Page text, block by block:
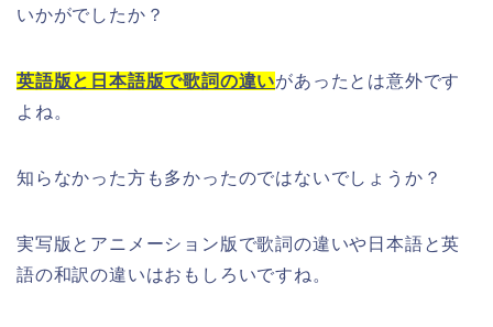
いかがでしたか？
英語版と日本語版で歌詞の違いがあったとは意外です
よね。
知らなかった方も多かったのではないでしょうか？
実写版とアニメーション版で歌詞の違いや 日本語と英
語の和訳の違いはおもしろいですね。